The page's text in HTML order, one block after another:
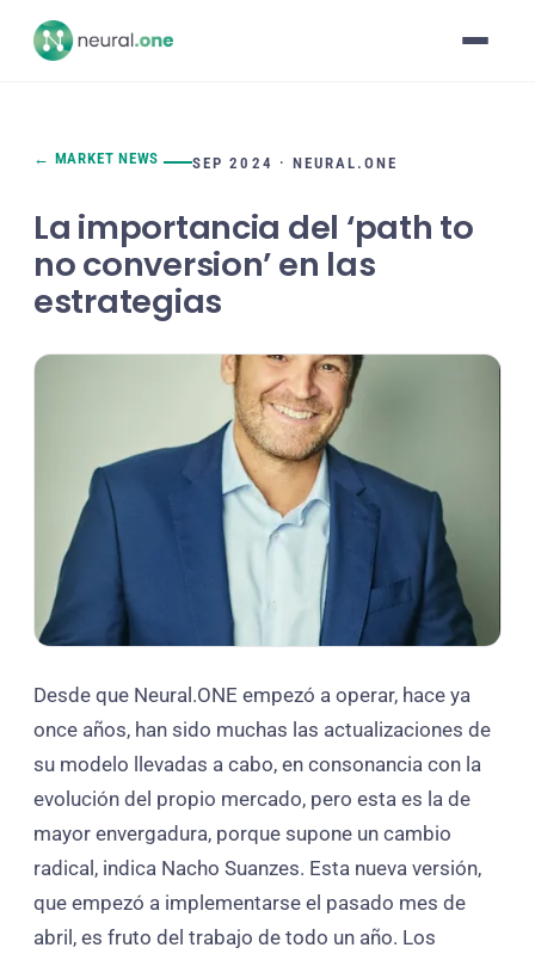
← MARKET NEWS SEP 2024 · NEURAL.ONE
La importancia del ‘path to
no conversion’ en las
estrategias
Desde que Neural.ONE empezó a operar, hace ya
once años, han sido muchas las actualizaciones de
su modelo llevadas a cabo, en consonancia con la
evolución del propio mercado, pero esta es la de
mayor envergadura, porque supone un cambio
radical, indica Nacho Suanzes. Esta nueva versión,
que empezó a implementarse el pasado mes de
abril, es fruto del trabajo de todo un año. Los